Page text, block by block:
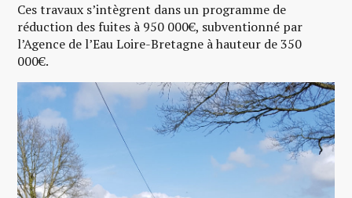
Ces travaux s’intègrent dans un programme de
réduction des fuites à 950 000€, subventionné par
l’Agence de l’Eau Loire-Bretagne à hauteur de 350
000€.